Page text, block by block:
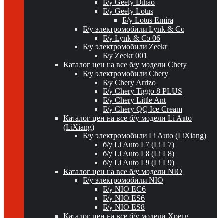
Б/у Geely Dihao
Б/у Geely Lotus
Б/у Lotus Emira
Б/у электромобили Lynk & Co
Б/у Lynk & Co 06
Б/у электромобили Zeekr
Б/у Zeekr 001
Каталог цен на все б/у модели Chery
Б/у электромобили Chery
Б/у Chery Arrizo
Б/у Chery Tiggo 8 PLUS
Б/у Chery Little Ant
Б/у Chery QQ Ice Cream
Каталог цен на все б/у модели Li Auto
(LiXiang)
Б/у электромобили Li Auto (LiXiang)
б/у Li Auto L7 (Li L7)
б/у Li Auto L8 (Li L8)
б/у Li Auto L9 (Li L9)
Каталог цен на все б/у модели NIO
Б/у электромобили NIO
Б/у NIO EC6
Б/у NIO ES6
Б/у NIO ES8
Каталог цен на все б/у модели Xpeng